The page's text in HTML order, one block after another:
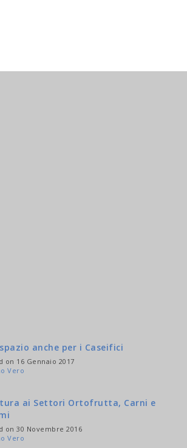
anche per i Caseifici
on 16 Gennaio 2017
Vero
ai Settori Ortofrutta, Carni e
on 30 Novembre 2016
Vero